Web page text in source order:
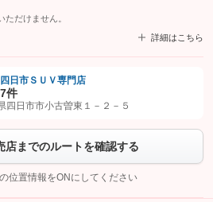
だけません。
詳細はこちら
を友だち追加してから「許可する」ボタンを押
ンをタップして問い合わせを
こちら
日市ＳＵＶ専門店
件
四日市市小古曽東１－２－５
店までのルートを確認する
位置情報をONにしてください